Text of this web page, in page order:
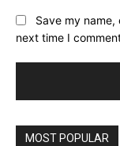
Save my
next time I
MOST POPULAR